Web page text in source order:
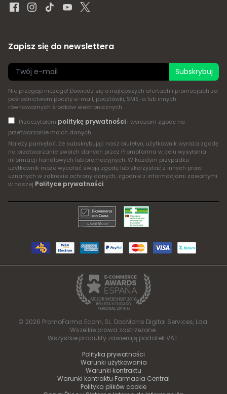
Zapisz się do newslettera
Subskrybuj
Nie przegap niczego! Dowiedz się o najlepszych ofertach i promocjach za
pośrednictwem poczty e-mail, pocztówki, SMS-a lub innych
równoważnych środków elektronicznych
Przeczytałem politykę prywatnościi wyrażam zgodę na
przetwarzanie moich danych
Należy pamiętać, że subskrybując nasz biuletyn, użytkownik wyraża zgodę
na przetwarzanie swoich danych przez Promofarma w celu wysyłania
informacji handlowych lub promocyjnych. W każdym przypadku
użytkownik może wycofać swoją zgodę lub skorzystać z innych praw
uznanych w zakresie ochrony danych, zgodnie z informacjami zawartymi
w naszej Polityce prywatności .
© 2026 PromoFarma Ecom, SL. DocMorris Digital Services, Lda.
Wszelkie prawa zastrzeżone.
Wszystkie produkty zawierają podatek VAT.
Polityka prywatności
Warunki użytkowania
Warunki kontraktu
Warunki kontraktu Farmacia Central
Polityka plików cookie